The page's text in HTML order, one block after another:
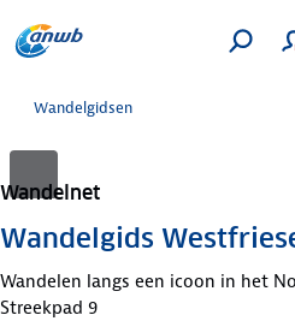
Wandelgidsen
Wandelnet
Wandelgids
Wandelen langs een icoon in het
Streekpad 9